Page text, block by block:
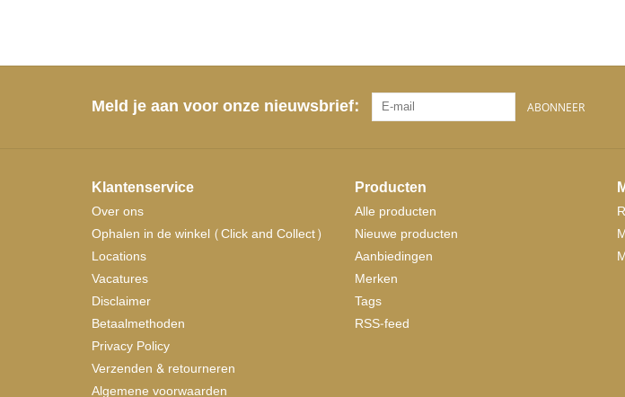
Meld je aan voor onze nieuwsbrief: ABONNEER
Klantenservice
Over ons
Ophalen in de winkel (Click and Collect)
Locations
Vacatures
Disclaimer
Betaalmethoden
Privacy Policy
Verzenden & retourneren
Algemene voorwaarden
Producten
Alle producten
Nieuwe producten
Aanbiedingen
Merken
Tags
RSS-feed